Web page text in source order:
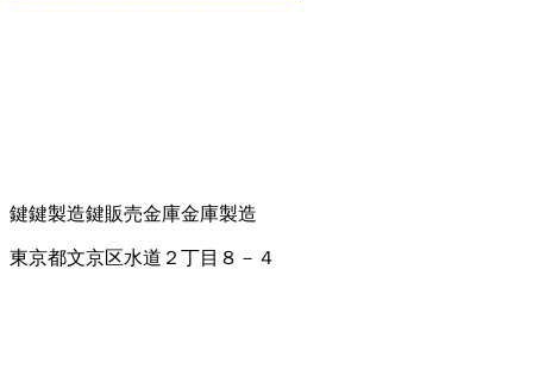
鍵鍵製造鍵販売金庫金庫製造
東京都文京区水道２丁目８－４